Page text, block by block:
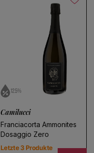
12.5%
Camilucci
Franciacorta Ammonites
Dosaggio Zero
Letzte 3 Produkte